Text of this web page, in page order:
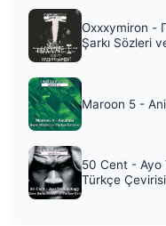
Oxxxymiron -
Şarkı Sözleri
Maroon 5 -
50 Cent - Ayo
Türkçe Çevirisi